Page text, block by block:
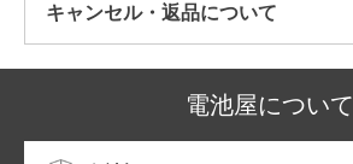
キャンセル・返品について​
電池屋について